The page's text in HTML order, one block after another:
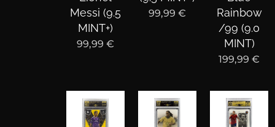
Messi (9.5
MINT+)
99,99 €
99,99 €
Rainbow
/99 (9.0
MINT)
199,99 €